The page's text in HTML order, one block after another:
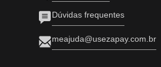
Dúvidas frequentes
meajuda@usezapay.com.br